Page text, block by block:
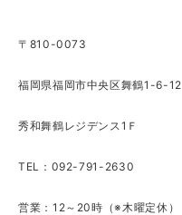
〒810-0073
福岡県福岡市中央区舞鶴1-6-12
秀和舞鶴レジデンス1Ｆ
TEL：092-791-2630
営業：12～20時（※木曜定休）